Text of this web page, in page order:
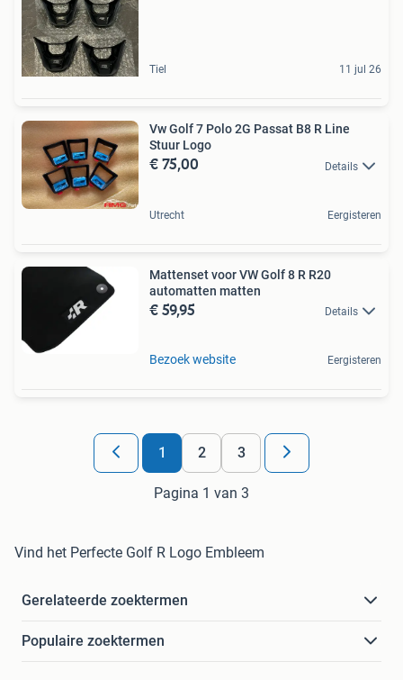
Tiel 11 jul 26
Vw Golf 7 Polo 2G Passat B8 R Line
Stuur Logo
€ 75,00 Details
Utrecht Eergisteren
Mattenset voor VW Golf 8 R R20
automatten matten
€ 59,95 Details
Bezoek website Eergisteren
1 2 3
Pagina 1 van 3
Vind het Perfecte Golf R Logo Embleem
Gerelateerde zoektermen
Populaire zoektermen